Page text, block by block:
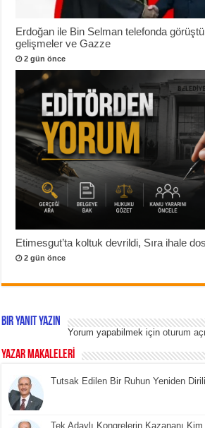
Erdoğan ile Bin Selman telefonda
gelişmeler ve Gazze
2 gün önce
Etimesgut’ta koltuk devrildi, Sıra ihale
2 gün önce
Bir yanıt yazın
Yorum yapabilmek içinoturum
YAZAR MAKALELERİ
Tutsak Edilen Bir Ruhun Yeniden
Tek Adaylı Kongrelerin Kazananı